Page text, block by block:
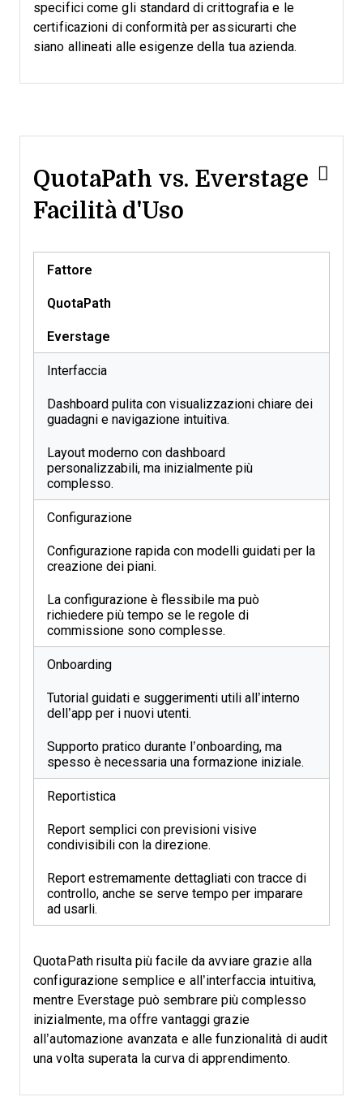
specifici come gli standard di crittografia e le
certificazioni di conformità per assicurarti che
siano allineati alle esigenze della tua azienda.
QuotaPath vs. Everstage
Facilità d'Uso
Fattore
QuotaPath
Everstage
Interfaccia
Dashboard pulita con visualizzazioni chiare dei
guadagni e navigazione intuitiva.
Layout moderno con dashboard
personalizzabili, ma inizialmente più
complesso.
Configurazione
Configurazione rapida con modelli guidati per la
creazione dei piani.
La configurazione è flessibile ma può
richiedere più tempo se le regole di
commissione sono complesse.
Onboarding
Tutorial guidati e suggerimenti utili all’interno
dell’app per i nuovi utenti.
Supporto pratico durante l’onboarding, ma
spesso è necessaria una formazione iniziale.
Reportistica
Report semplici con previsioni visive
condivisibili con la direzione.
Report estremamente dettagliati con tracce di
controllo, anche se serve tempo per imparare
ad usarli.
QuotaPath risulta più facile da avviare grazie alla
configurazione semplice e all’interfaccia intuitiva,
mentre Everstage può sembrare più complesso
inizialmente, ma offre vantaggi grazie
all’automazione avanzata e alle funzionalità di audit
una volta superata la curva di apprendimento.